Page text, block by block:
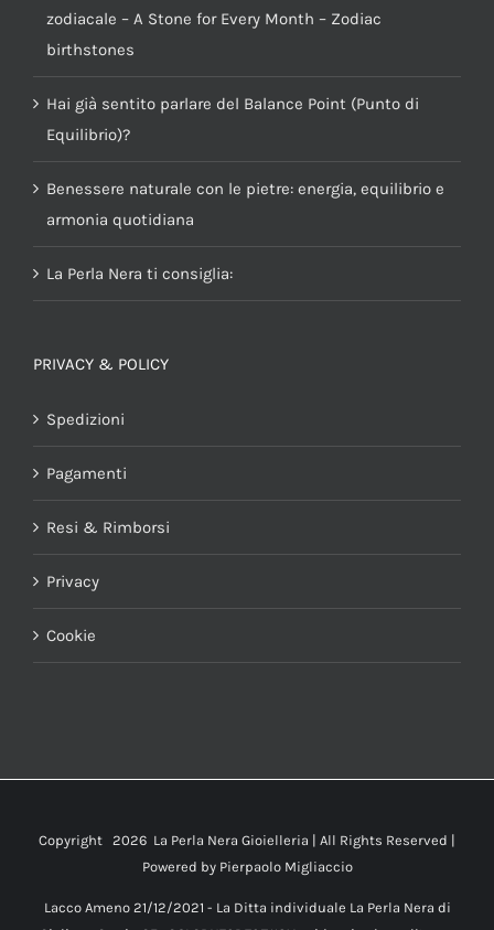
zodiacale – A Stone for Every Month – Zodiac
birthstones
Hai già sentito parlare del Balance Point (Punto di
Equilibrio)?
Benessere naturale con le pietre: energia, equilibrio e
armonia quotidiana
La Perla Nera ti consiglia:
PRIVACY & POLICY
Spedizioni
Pagamenti
Resi & Rimborsi
Privacy
Cookie
Copyright 2026 La Perla Nera Gioielleria | All Rights Reserved |
Powered by Pierpaolo Migliaccio
Lacco Ameno 21/12/2021 - La Ditta individuale La Perla Nera di